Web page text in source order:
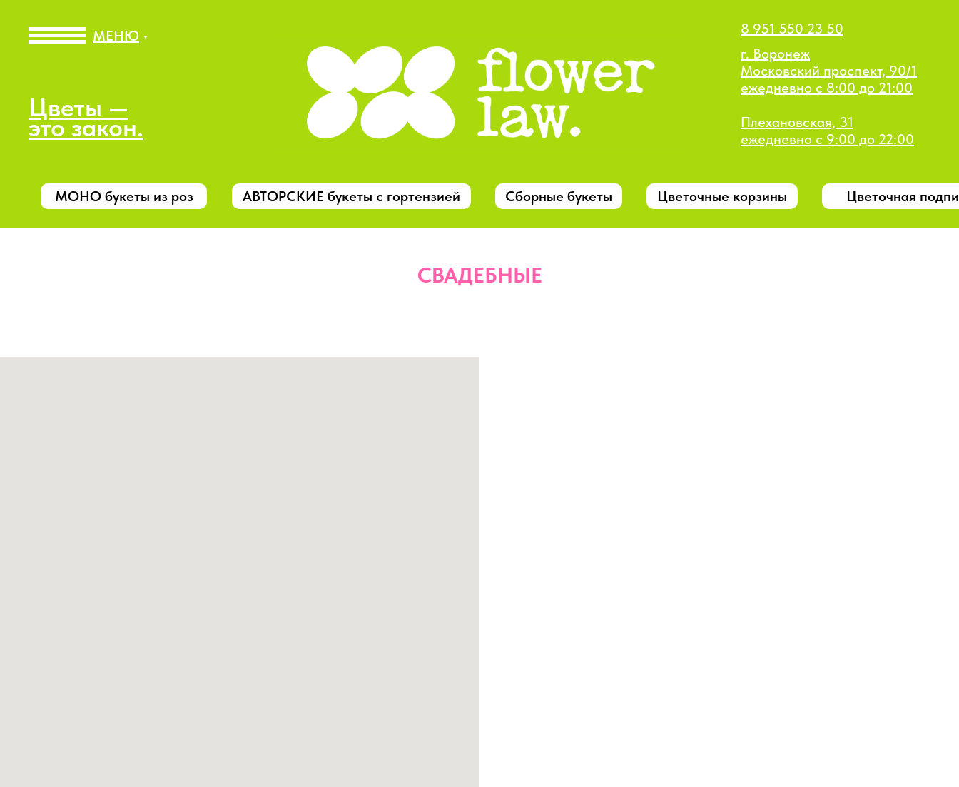
8 951 550 23 50
МЕНЮ
г. Воронеж
Московский проспект, 90/1
ежедневно с 8:00 до 21:00
Плехановская, 31
ежедневно с 9:00 до 22:00
Цветы —
это закон.
МОНО букеты из роз АВТОРСКИЕ букеты с гортензией Сборные букеты Цветочные корзины Цветочная
СВАДЕБНЫЕ